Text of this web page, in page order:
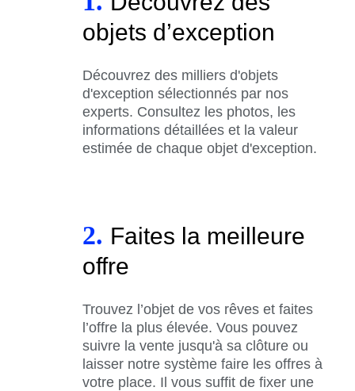
objets d’exception
Découvrez des milliers d'objets
d'exception sélectionnés par nos
experts. Consultez les photos, les
informations détaillées et la valeur
estimée de chaque objet d'exception.
2. Faites la meilleure
offre
Trouvez l’objet de vos rêves et faites
l’offre la plus élevée. Vous pouvez
suivre la vente jusqu'à sa clôture ou
laisser notre système faire les offres à
votre place. Il vous suffit de fixer une